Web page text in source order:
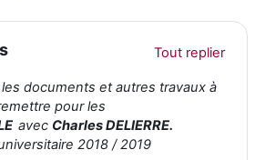
Tout replier
documents et autres travaux à
pour les
avec Charles DELIERRE.
2018 / 2019